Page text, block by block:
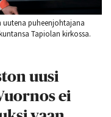
puheenjohtajana
Tapiolan kirkossa.
uusi
ei